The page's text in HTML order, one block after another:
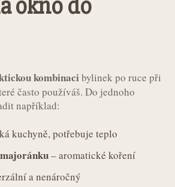
okno do
kombinaci bylinek po ruce při
často používáš. Do jednoho
například:
kuchyně, potřebuje teplo
– aromatické koření
a nenáročný